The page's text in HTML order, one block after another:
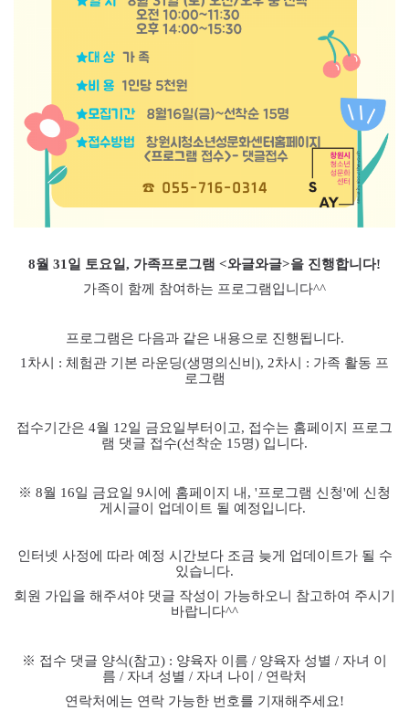
8월 31 일 토요일, 가족프로그램 <와글와글>을 진행합니다!
가족이 함께 참여하는 프로그램입니다^^
프로그램은 다음과 같은 내용으로 진행됩니다.
1 차시 : 체험관 기본 라운딩(생명의신비 ), 2차시 : 가족 활동 프
로그램
접수기간은 4월 12일 금요일부터이고, 접수는 홈페이지 프로그
램 댓글 접수(선착순 15명) 입니다.
※ 8월 16일 금요일 9시에 홈페이지 내 , '프로그램 신청'에 신청
게시글이 업데이트 될 예정입니다.
인터넷 사정에 따라 예정 시간보다 조금 늦게 업데이트가 될 수
있습니다.
회원 가입을 해주셔야 댓글 작성이 가능하오니 참고하여 주시기
바랍니다^^
※ 접수 댓글 양식(참고) : 양육자 이름 / 양육자 성별 / 자녀 이
름 / 자녀 성별 / 자녀 나이 / 연락처
연락처에는 연락 가능한 번호를 기재해주세요!